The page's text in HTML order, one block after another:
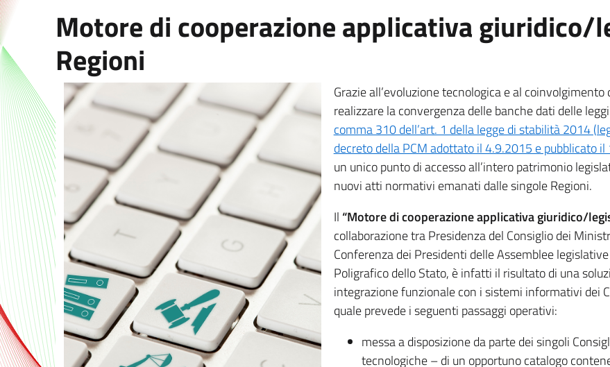
Motore di cooperazione applicativa giuridico/
Regioni
Grazie all’evoluzione tecnologica e al
realizzare la convergenza delle banche dati delle
comma 310 dell’art. 1 della legge di stabilità 2014
decreto della PCM adottato il 4.9.2015 e pubblicato
un unico punto di accesso all’intero patrimonio
nuovi atti normativi emanati dalle singole Regioni.
Il “Motore di cooperazione applicativa giuridico/
collaborazione tra Presidenza del Consiglio dei
Conferenza dei Presidenti delle Assemblee
Poligrafico dello Stato, è infatti il risultato di una
integrazione funzionale con i sistemi informativi dei
quale prevede i seguenti passaggi operativi:
messa a disposizione da parte dei singoli
tecnologiche – di un opportuno catalogo